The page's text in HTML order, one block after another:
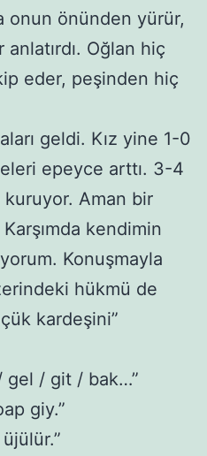
onun önünden yürür,
anlatırdı. Oğlan hiç
eder, peşinden hiç
geldi. Kız yine 1-0
epeyce arttı. 3-4
Aman bir
kendimin
Konuşmayla
hükmü de
kardeşini”
gel / git / bak…”
giy.”